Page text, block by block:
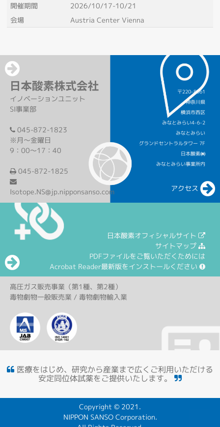
開催期間
2026/10/17-10/21
会場
Austria Center Vienna
イノベーションユニット
SI事業部
045-872-1823
※月～金曜日
9：00～17：40
045-872-1825
Isotope.NS@jp.nipponsanso.com アクセス
〒220-8561
神奈川県
横浜市西区
みなとみらい4-6-2
みなとみらい
グランドセントラルタワー 7F
日本酸素㈱
みなとみらい事業所内
日本酸素オフィシャルサイト
サイトマップ
PDFファイルをご覧いただくためには
Acrobat Reader最新版をインストールください
高圧ガス販売事業（第1種、第2種）
毒物劇物一般販売業 / 毒物劇物輸入業
医療をはじめ、研究から産業まで広くご利用いただける
安定同位体試薬をご提供いたします。
Copyright © 2021.
NIPPON SANSO Corporation.